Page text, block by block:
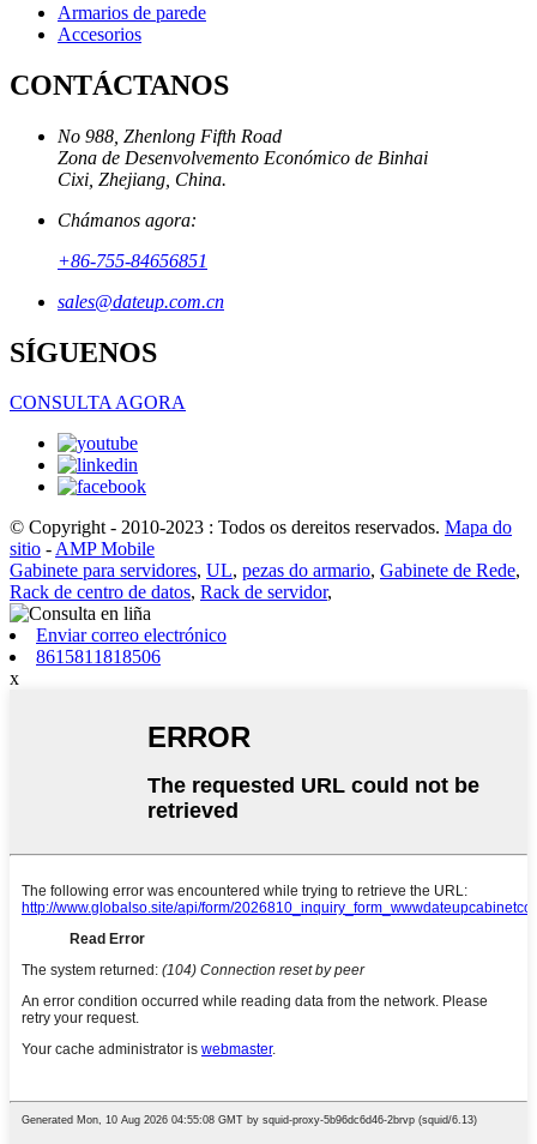
Armarios de parede
Accesorios
CONTÁCTANOS
No 988, Zhenlong Fifth Road
Zona de Desenvolvemento Económico de Binhai
Cixi, Zhejiang, China.
Chámanos agora:
+86-755-84656851
sales@dateup.com.cn
SÍGUENOS
CONSULTA AGORA
© Copyright - 2010-2023 : Todos os dereitos reservados. Mapa do
sitio -AMP Mobile
Gabinete para servidores, UL, pezas do armario, Gabinete de Rede,
Rack de centro de datos, Rack de servidor,
Enviar correo electrónico
8615811818506
x